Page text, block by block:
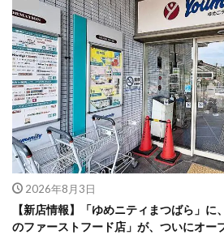
2026年8月3日
【新店情報】「ゆめニティまつばら」
のファーストフード店」が、ついにオ